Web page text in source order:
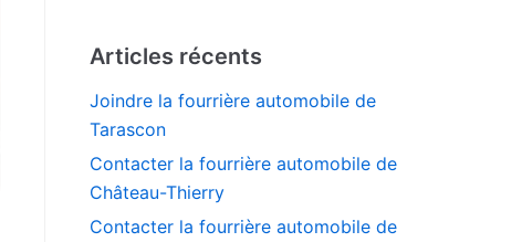
Articles récents
Joindre la fourrière automobile de
Tarascon
Contacter la fourrière automobile de
Château-Thierry
Contacter la fourrière automobile de